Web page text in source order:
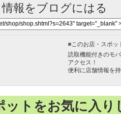
報をブログにはる
■ このお店・スポ
読取機能付きのモ
アクセス！
便利に店舗情報を
ットをお気に入